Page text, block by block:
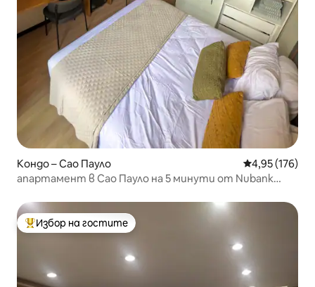
Кондо – Сао Пауло Средна
4,95 (176)
апартамент в Сао Пауло на 5 минути от Nubank
Най-популярен избор на гостите
Избор на гостите